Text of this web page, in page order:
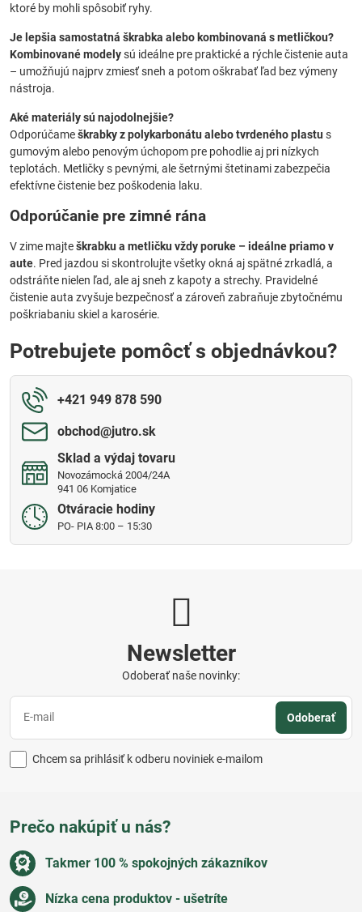
ktoré by mohli spôsobiť ryhy.
Je lepšia samostatná škrabka alebo kombinovaná s metličkou?
Kombinované modelysú ideálne pre praktické a rýchle čistenie auta
– umožňujú najprv zmiesť sneh a potom oškrabať ľad bez výmeny
nástroja.
Aké materiály sú najodolnejšie?
Odporúčameškrabky z polykarbonátu alebo tvrdeného plastu s
gumovým alebo penovým úchopom pre pohodlie aj pri nízkych
teplotách. Metličky s pevnými, ale šetrnými štetinami zabezpečia
efektívne čistenie bez poškodenia laku.
Odporúčanie pre zimné rána
V zime majteškrabku a metličku vždy poruke – ideálne priamo v
aute. Pred jazdou si skontrolujte všetky okná aj spätné zrkadlá, a
odstráňte nielen ľad, ale aj sneh z kapoty a strechy. Pravidelné
čistenie auta zvyšuje bezpečnosť a zároveň zabraňuje zbytočnému
poškriabaniu skiel a karosérie.
Potrebujete pomôcť s objednávkou?
+421 949 878 590
obchod​@jutro​.sk
Sklad a výdaj tovaru
Novozámocká 2004/24A
941 06 Komjatice
Otváracie hodiny
PO- PIA 8:00 – 15:30
Newsletter
Odoberať naše novinky:
Odoberať
Chcem sa prihlásiť k odberu noviniek e-mailom
Prečo nakúpiť u nás?
Takmer 100 % spokojných zákazníkov
Nízka cena produktov - ušetríte